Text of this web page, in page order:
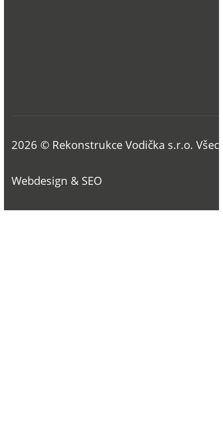
2026 © Rekonstrukce Vodička s.r.o.
Webdesign & SEO